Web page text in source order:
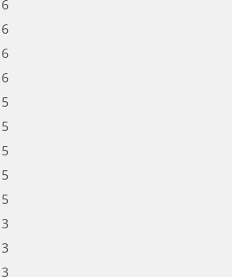
6
6
6
6
5
5
5
5
5
3
3
3